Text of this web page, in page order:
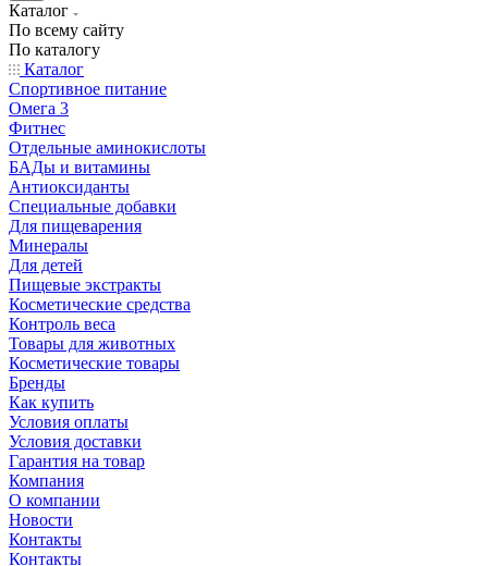
Каталог
По всему сайту
По каталогу
Каталог
Спортивное питание
Омега 3
Фитнес
Отдельные аминокислоты
БАДы и витамины
Антиоксиданты
Специальные добавки
Для пищеварения
Минералы
Для детей
Пищевые экстракты
Косметические средства
Контроль веса
Товары для животных
Косметические товары
Бренды
Как купить
Условия оплаты
Условия доставки
Гарантия на товар
Компания
О компании
Новости
Контакты
Контакты